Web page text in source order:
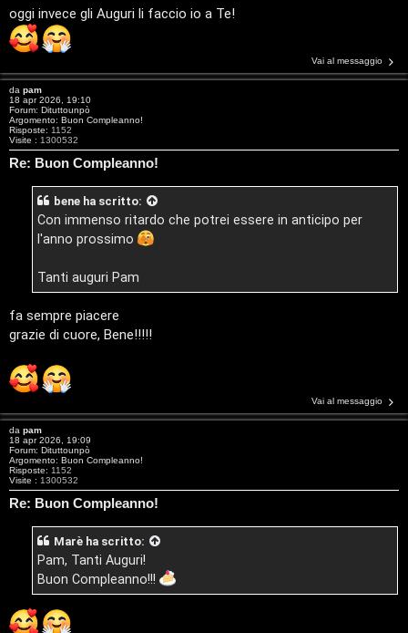
r
s
p
o
A
g
o
m
e
n
a
oggi invece gli Auguri li faccio io a Te!
Vai al messaggio
da pam
18 apr 2026, 19:10
Forum: Dituttounpò
Argomento: Buon Compleanno!
Risposte: 1152
Visite : 1300532
Re: Buon Compleanno!
bene ha scritto:
Con immenso ritardo che potrei essere in anticipo per
l'anno prossimo
Tanti auguri Pam
fa sempre piacere
grazie di cuore, Bene!!!!!
Vai al messaggio
da pam
18 apr 2026, 19:09
Forum: Dituttounpò
Argomento: Buon Compleanno!
Risposte: 1152
Visite : 1300532
Re: Buon Compleanno!
Marè ha scritto:
Pam, Tanti Auguri!
Buon Compleanno!!!
i
D
'
A
g
o
o
n
T
o
u
r
s